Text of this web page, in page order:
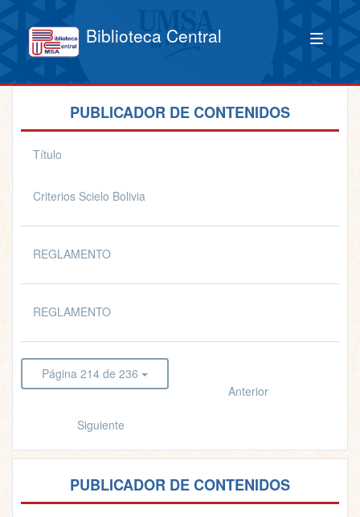
Biblioteca Central
PUBLICADOR DE CONTENIDOS
Título
Criterios Scielo Bolivia
REGLAMENTO
REGLAMENTO
Página 214 de 236
Anterior
Siguiente
PUBLICADOR DE CONTENIDOS